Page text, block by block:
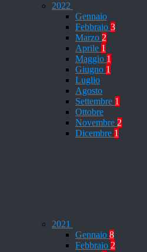
2022
Gennaio
Febbraio 3
Marzo 2
Aprile 1
Maggio 1
Giugno 1
Luglio
Agosto
Settembre 1
Ottobre
Novembre 2
Dicembre 1
2021
Gennaio 8
Febbraio 2